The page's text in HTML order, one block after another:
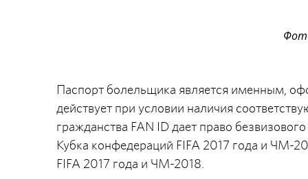
Паспорт болельщика является именным,
действует при условии наличия
гражданства FAN ID дает право
Кубка конфедераций FIFA 2017 года и ЧМ-
FIFA 2017 года и ЧМ-2018.